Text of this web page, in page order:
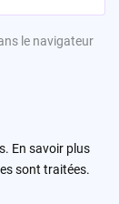
le navigateur
En savoir plus
sont traitées.